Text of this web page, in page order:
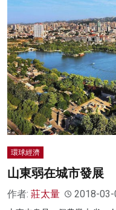
環球經濟
山東弱在城市發展
作者: 莊太量 2018-03-